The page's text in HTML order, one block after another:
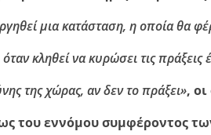
μια κατάσταση, η οποία θα
κληθεί να κυρώσει τις πράξεις
της χώρας, αν δεν το πράξει»,
του εννόμου συμφέροντος